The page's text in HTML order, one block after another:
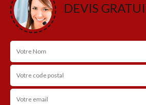
DEVIS